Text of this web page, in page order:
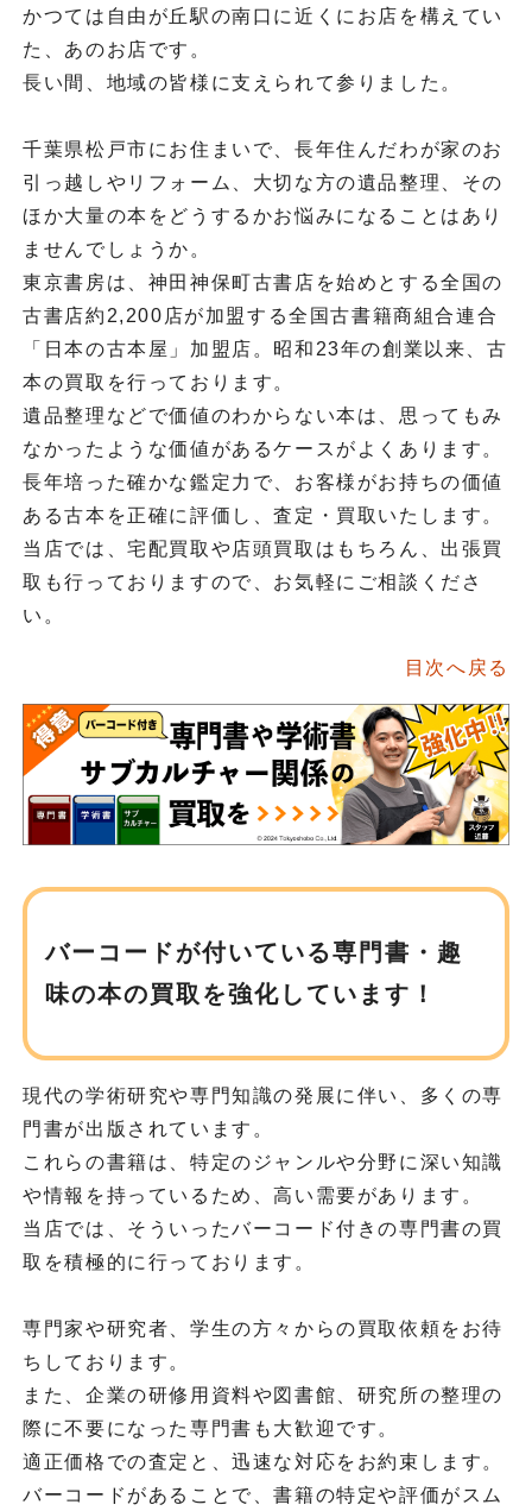
かつては自由が丘駅の南口に近くにお店を構えてい
た、あのお店です。
長い間、地域の皆様に支えられて参りました。
千葉県松戸市にお住まいで、長年住んだわが家のお
引っ越しやリフォーム、大切な方の遺品整理、その
ほか大量の本をどうするかお悩みになることはあり
ませんでしょうか。
東京書房は、神田神保町古書店を始めとする全国の
古書店約2,200店が加盟する全国古書籍商組合連合
「日本の古本屋」加盟店。昭和23年の創業以来、古
本の買取を行っております。
遺品整理などで価値のわからない本は、思ってもみ
なかったような価値があるケースがよくあります。
長年培った確かな鑑定力で、お客様がお持ちの価値
ある古本を正確に評価し、査定・買取いたします。
当店では、宅配買取や店頭買取はもちろん、出張買
取も行っておりますので、お気軽にご相談くださ
い。
目次へ戻る
バーコードが付いている専門書・趣
味の本の買取を強化しています！
現代の学術研究や専門知識の発展に伴い、多くの専
門書が出版されています。
これらの書籍は、特定のジャンルや分野に深い知識
や情報を持っているため、高い需要があります。
当店では、そういったバーコード付きの専門書の買
取を積極的に行っております。
専門家や研究者、学生の方々からの買取依頼をお待
ちしております。
また、企業の研修用資料や図書館、研究所の整理の
際に不要になった専門書も大歓迎です。
適正価格での査定と、迅速な対応をお約束します。
バーコードがあることで、書籍の特定や評価がスム